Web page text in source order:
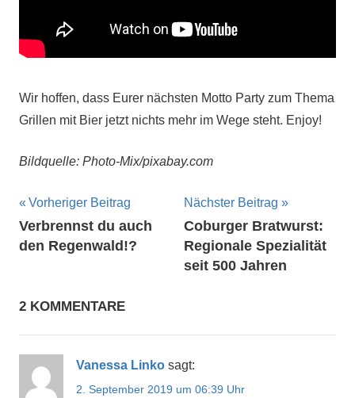
Wir hoffen, dass Eurer nächsten Motto Party zum Thema
Grillen mit Bier jetzt nichts mehr im Wege steht. Enjoy!
Bildquelle: Photo-Mix/pixabay.com
Beitragsnavigation
Vorheriger Beitrag
Verbrennst du auch
den Regenwald!?
Nächster Beitrag
Coburger Bratwurst:
Regionale Spezialität
seit 500 Jahren
2 KOMMENTARE
Vanessa Linko sagt:
2. September 2019 um 06:39 Uhr